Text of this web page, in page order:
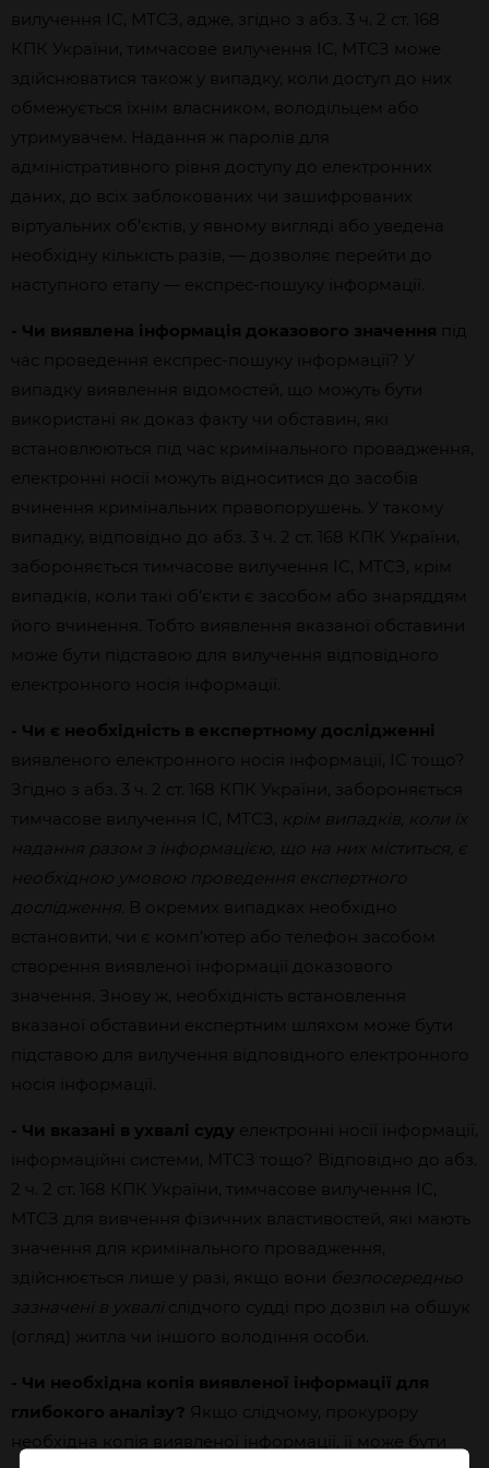
вилучення ІС, МТСЗ, адже, згідно з абз. 3 ч. 2 ст. 168
КПК України, тимчасове вилучення ІС, МТСЗ може
здійснюватися також у випадку, коли доступ до них
обмежується їхнім власником, володільцем або
утримувачем. Надання ж паролів для
адміністративного рівня доступу до електронних
даних, до всіх заблокованих чи зашифрованих
віртуальних об’єктів, у явному вигляді або уведена
необхідну кількість разів, — дозволяє перейти до
наступного етапу — експрес-пошуку інформації.
- Чи виявлена інформація доказового значення під
час проведення експрес-пошуку інформації? У
випадку виявлення відомостей, що можуть бути
використані як доказ факту чи обставин, які
встановлюються під час кримінального провадження,
електронні носії можуть відноситися до засобів
вчинення кримінальних правопорушень. У такому
випадку, відповідно до абз. 3 ч. 2 ст. 168 КПК України,
забороняється тимчасове вилучення ІС, МТСЗ, крім
випадків, коли такі об’єкти є засобом або знаряддям
його вчинення. Тобто виявлення вказаної обставини
може бути підставою для вилучення відповідного
електронного носія інформації.
- Чи є необхідність в експертному дослідженні
виявленого електронного носія інформації, ІС тощо?
Згідно з абз. 3 ч. 2 ст. 168 КПК України, забороняється
тимчасове вилучення ІС, МТСЗ, крім випадків, коли їх
надання разом з інформацією, що на них міститься, є
необхідною умовою проведення експертного
дослідження.
В окремих випадках необхідно
встановити, чи є комп’ютер або телефон засобом
створення виявленої інформації доказового
значення. Знову ж, необхідність встановлення
вказаної обставини експертним шляхом може бути
підставою для вилучення відповідного електронного
носія інформації.
- Чи вказані в ухвалі суду електронні носії інформації,
інформаційні системи, МТСЗ тощо? Відповідно до абз.
2 ч. 2 ст. 168 КПК України, тимчасове вилучення ІС,
МТСЗ для вивчення фізичних властивостей, які мають
значення для кримінального провадження,
здійснюється лише у разі, якщо вони безпосередньо
зазначені в ухвалі слідчого судді про дозвіл на обшук
(огляд) житла чи іншого володіння особи.
- Чи необхідна копія виявленої інформації для
глибокого аналізу? Якщо слідчому, прокурору
необхідна копія виявленої інформації, її може бути